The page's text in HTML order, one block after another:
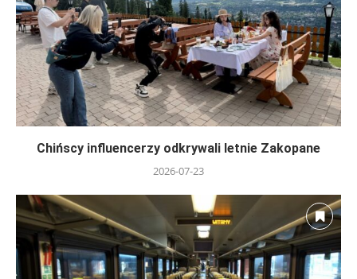
Chińscy influencerzy odkrywali letnie Zakopane
2026-07-23